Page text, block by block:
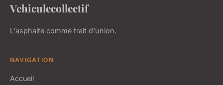
Vehiculecollectif
L'asphalte comme trait d'union.
NAVIGATION
Accueil